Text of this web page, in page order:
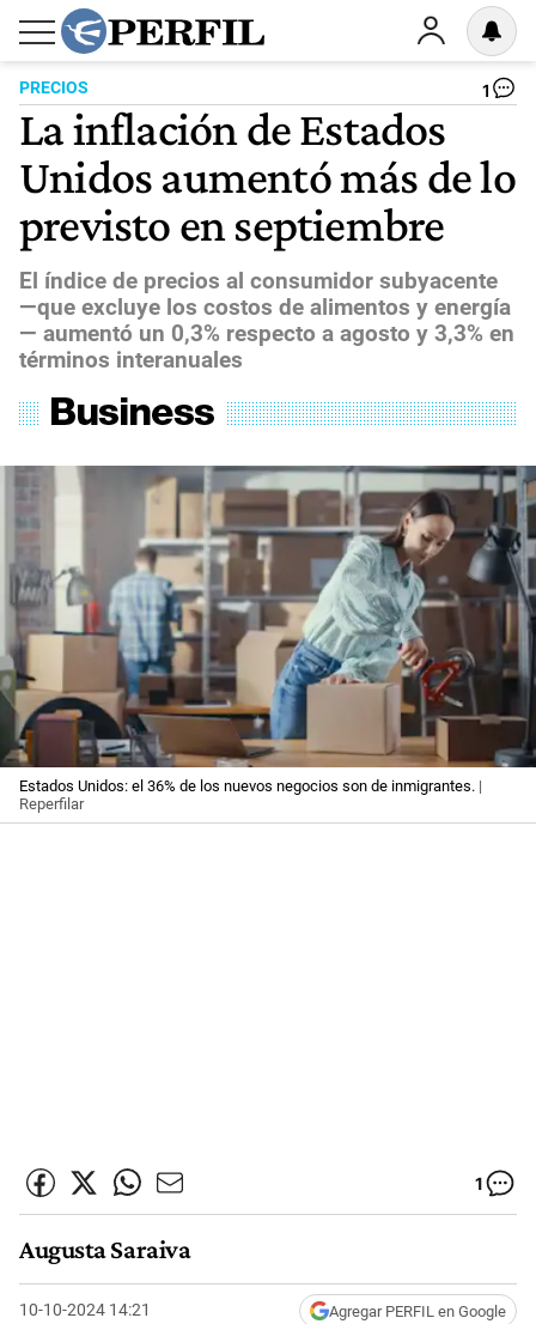
PRECIOS 1
La inflación de Estados
Unidos aumentó más de lo
previsto en septiembre
El índice de precios al consumidor subyacente
—que excluye los costos de alimentos y energía
— aumentó un 0,3% respecto a agosto y 3,3% en
términos interanuales
Estados Unidos: el 36% de los nuevos negocios son de inmigrantes. |
Reperfilar
1
Augusta Saraiva
10-10-2024 14:21 Agregar PERFIL en Google